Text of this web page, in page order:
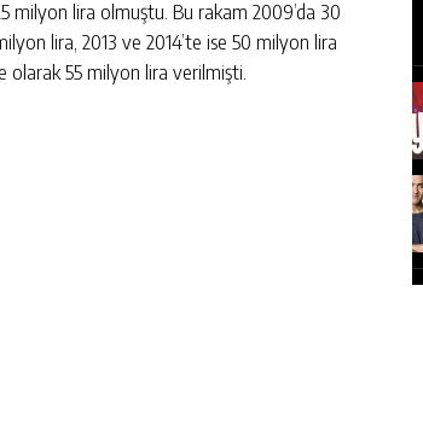
milyon lira olmuştu. Bu rakam 2009’da 30
lira, 2013 ve 2014’te ise 50 milyon lira
olarak 55 milyon lira verilmişti.